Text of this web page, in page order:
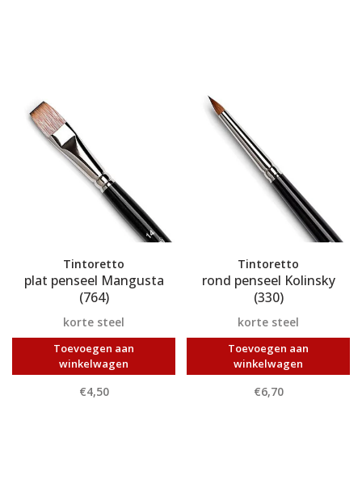
Tintoretto
plat penseel Mangusta
(764)
korte steel
Toevoegen aan
winkelwagen
€4,50
Tintoretto
rond penseel Kolinsky
(330)
korte steel
Toevoegen aan
winkelwagen
€6,70